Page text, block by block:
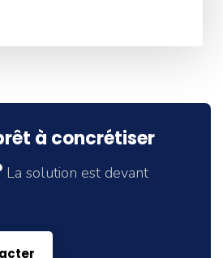
à concrétiser
La solution est devant